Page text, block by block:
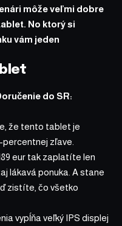
môže veľmi dobre
No ktorý si
vám jeden
do SR:
že tento tablet je
percentnej zľave.
eur tak zaplatíte len
lákavá ponuka. A stane
zistíte, čo všetko
vypĺňa veľký IPS displej